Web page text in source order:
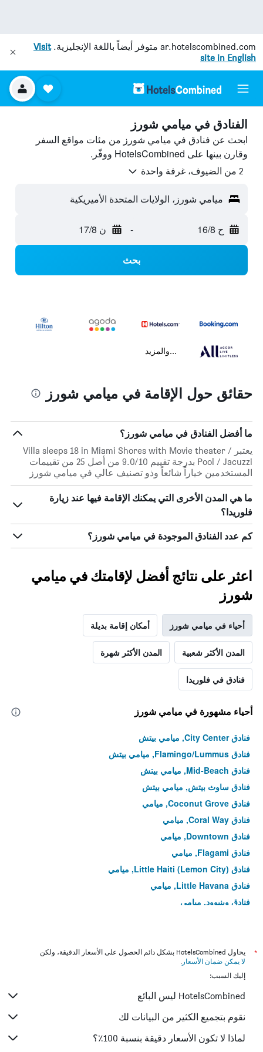
ar.hotelscombined.com متوفر أيضاً باللغة الإنجليزية.Visit
site in English
الفنادق في ميامي شورز
ابحث عن فنادق في ميامي شورز من مئات مواقع السفر
وقارن بينها على HotelsCombined ووفّر.
2 من الضيوف، غرفة واحدة
ميامي شورز، الولايات المتحدة الأميريكية
ح 16/8 - ن 17/8
بحث
...والمزيد
حقائق حول الإقامة في ميامي شورز
ما أفضل الفنادق في ميامي شورز؟
يعتبر Villa sleeps 18 in Miami Shores with Movie theater /
Pool / Jacuzzi بدرجة تقييم 9.0/10 من أصل 25 من تقييمات
المستخدمين خياراً شائعاً وذو تصنيف عالي في ميامي شورز
ما هي المدن الأخرى التي يمكنك الإقامة فيها عند زيارة
فلوريدا؟
كم عدد الفنادق الموجودة في ميامي شورز؟
اعثر على نتائج أفضل لإقامتك في ميامي
شورز
أحياء في ميامي شورز أمكان إقامة بديلة
المدن الأكثر شعبية المدن الأكثر شهرة
فنادق في فلوريدا
أحياء مشهورة في ميامي شورز
فنادق City Center, ميامي بيتش
فنادق Flamingo/Lummus, ميامي بيتش
فنادق Mid-Beach, ميامي بيتش
فنادق ساوث بيتش, ميامي بيتش
فنادق Coconut Grove, ميامي
فنادق Coral Way, ميامي
فنادق Downtown, ميامي
فنادق Flagami, ميامي
فنادق Little Haiti (Lemon City), ميامي
فنادق Little Havana, ميامي
فنادق وينيوود, ميامي
*
يحاول HotelsCombined بشكل دائم الحصول على الأسعار الدقيقة، ولكن
لا يمكن ضمان الأسعار .
إليك السبب:
HotelsCombined ليس البائع
نقوم بتجميع الكثير من البيانات لك
لماذا لا تكون الأسعار دقيقة بنسبة 100٪؟